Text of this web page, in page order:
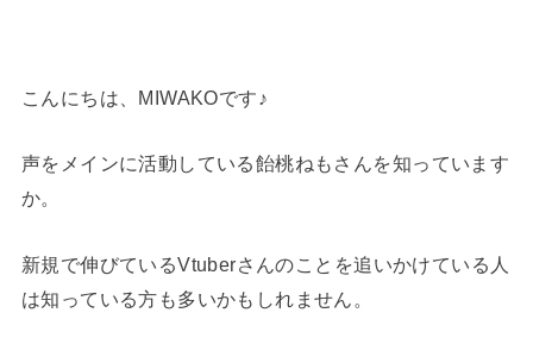
こんにちは、MIWAKOです♪
声をメインに活動している飴桃ねもさんを知っています
か。
新規で伸びているVtuberさんのことを追いかけている人
は知っている方も多いかもしれません。